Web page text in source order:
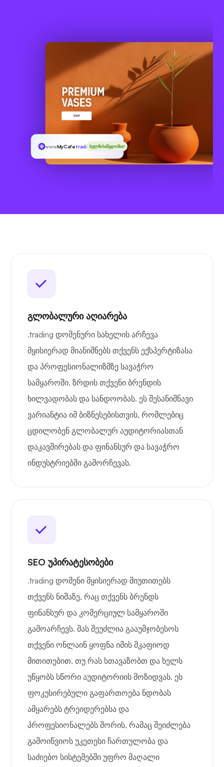
wwwMyCafe.tradingხელმისაწვდომია!
გლობალური აღიარება
.trading დომენური სახელის არჩევა
მყისიერად მიანიშნებს თქვენს ექსპერტიზასა
და პროფესიონალიზმზე სავაჭრო
სამყაროში, ზრდის თქვენი ბრენდის
ხილვადობას და სანდოობას. ეს შესანიშნავი
ვარიანტია იმ ბიზნესებისთვის, რომლებიც
ცდილობენ გლობალურ აუდიტორიასთან
დაკავშირებას და ფინანსურ და სავაჭრო
ინდუსტრიებში გამორჩევას.
SEO უპირატესობები
.trading დომენი მყისიერად მიუთითებს
თქვენს ნიშაზე, რაც თქვენს ბრენდს
ფინანსურ და კომერციულ სამყაროში
გამოარჩევს. მას შეუძლია გააუმჯობესოს
თქვენი ონლაინ ყოფნა იმის მკაფიოდ
მითითებით, თუ რას სთავაზობთ და ხელს
უწყობს სწორი აუდიტორიის მოზიდვას. ეს
ფოკუსირებული გაფართოება ნდობას
ამყარებს ტრეიდერებსა და
პროფესიონალებს შორის, რამაც შეიძლება
გამოიწვიოს უკეთესი ჩართულობა და
საძიებო სისტემებში უფრო მაღალი